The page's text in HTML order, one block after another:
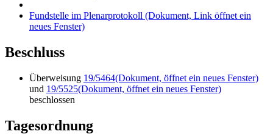
Fundstelle im Plenarprotokoll (Dokument, Link öffnet ein
neues Fenster)
Beschluss
Überweisung 19/5464(Dokument, öffnet ein neues Fenster)
und 19/5525(Dokument, öffnet ein neues Fenster)
beschlossen
Tagesordnung